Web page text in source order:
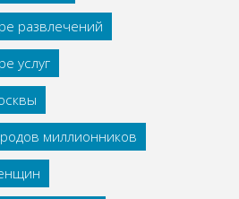
развлечений
услуг
миллионников